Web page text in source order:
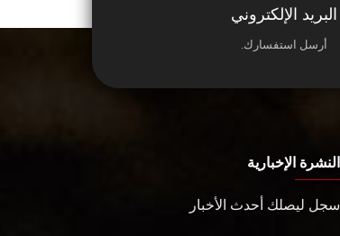
البريد الإلكتروني
أرسل استفسارك.
النشرة الإخبارية
سجل ليصلك أحدث الأخبار